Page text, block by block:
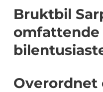
Bruktbil
Overordnet